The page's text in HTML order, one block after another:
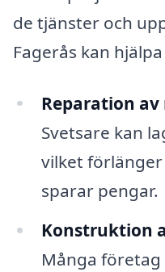
de tjänster och
Fagerås kan
Reparation
Svetsare kan
vilket
sparar pengar.
Konstruktion
Många